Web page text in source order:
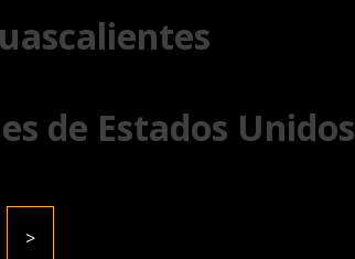
de Estados Unidos
>